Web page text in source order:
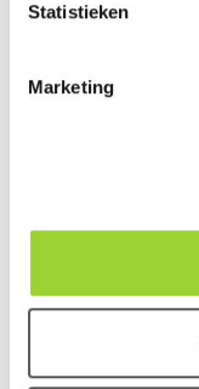
Statistieken
Marketing